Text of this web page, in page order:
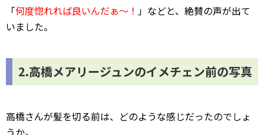
「何度惚れれば良いんだぁ～！ 」などと、絶賛の声が出て
いました。
2.高橋メアリージュンのイメチェン前の写真
高橋さんが髪を切る前は、どのような感じだったのでしょ
うか。